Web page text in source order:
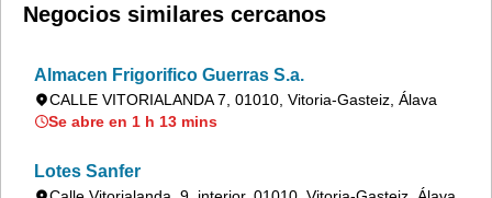
Negocios similares cercanos
Almacen Frigorifico Guerras S.a.
CALLE VITORIALANDA 7, 01010, Vitoria-Gasteiz, Álava
Se abre en 1 h 13 mins
Lotes Sanfer